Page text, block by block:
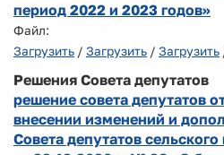
период 2022 и 2023 годов»
Файл:
Загрузить / Загрузить / Загрузить
Решения Совета депутатов
решение совета депутатов
внесении изменений и
Совета депутатов